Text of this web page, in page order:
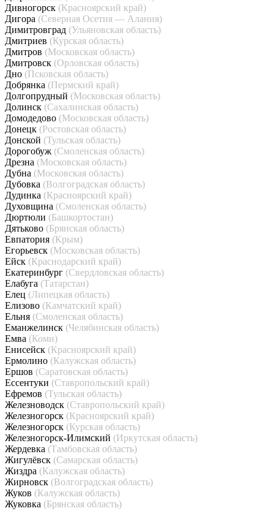
Дивногорск (Красноярский край)
Дигора (Северная Осетия — Алания)
Димитровград (Ульяновская область)
Дмитриев (Курская область)
Дмитров (Московская область)
Дмитровск (Орловская область)
Дно (Псковская область)
Добрянка (Пермский край)
Долгопрудный (Московская область)
Долинск (Сахалинская область)
Домодедово (Московская область)
Донецк (Ростовская область)
Донской (Тульская область)
Дорогобуж (Смоленская область)
Дрезна (Московская область)
Дубна (Московская область)
Дубовка (Волгоградская область)
Дудинка (Красноярский край)
Духовщина (Смоленская область)
Дюртюли (Башкортостан)
Дятьково (Брянская область)
Евпатория (Крым)
Егорьевск (Московская область)
Ейск (Краснодарский край)
Екатеринбург (Свердловская область)
Елабуга (Татарстан)
Елец (Липецкая область)
Елизово (Камчатский край)
Ельня (Смоленская область)
Еманжелинск (Челябинская область)
Емва (Коми)
Енисейск (Красноярский край)
Ермолино (Калужская область)
Ершов (Саратовская область)
Ессентуки (Ставропольский край)
Ефремов (Тульская область)
Железноводск (Ставропольский край)
Железногорск (Красноярский край)
Железногорск (Курская область)
Железногорск-Илимский (Иркутская область)
Жердевка (Тамбовская область)
Жигулёвск (Самарская область)
Жиздра (Калужская область)
Жирновск (Волгоградская область)
Жуков (Калужская область)
Жуковка (Брянская область)